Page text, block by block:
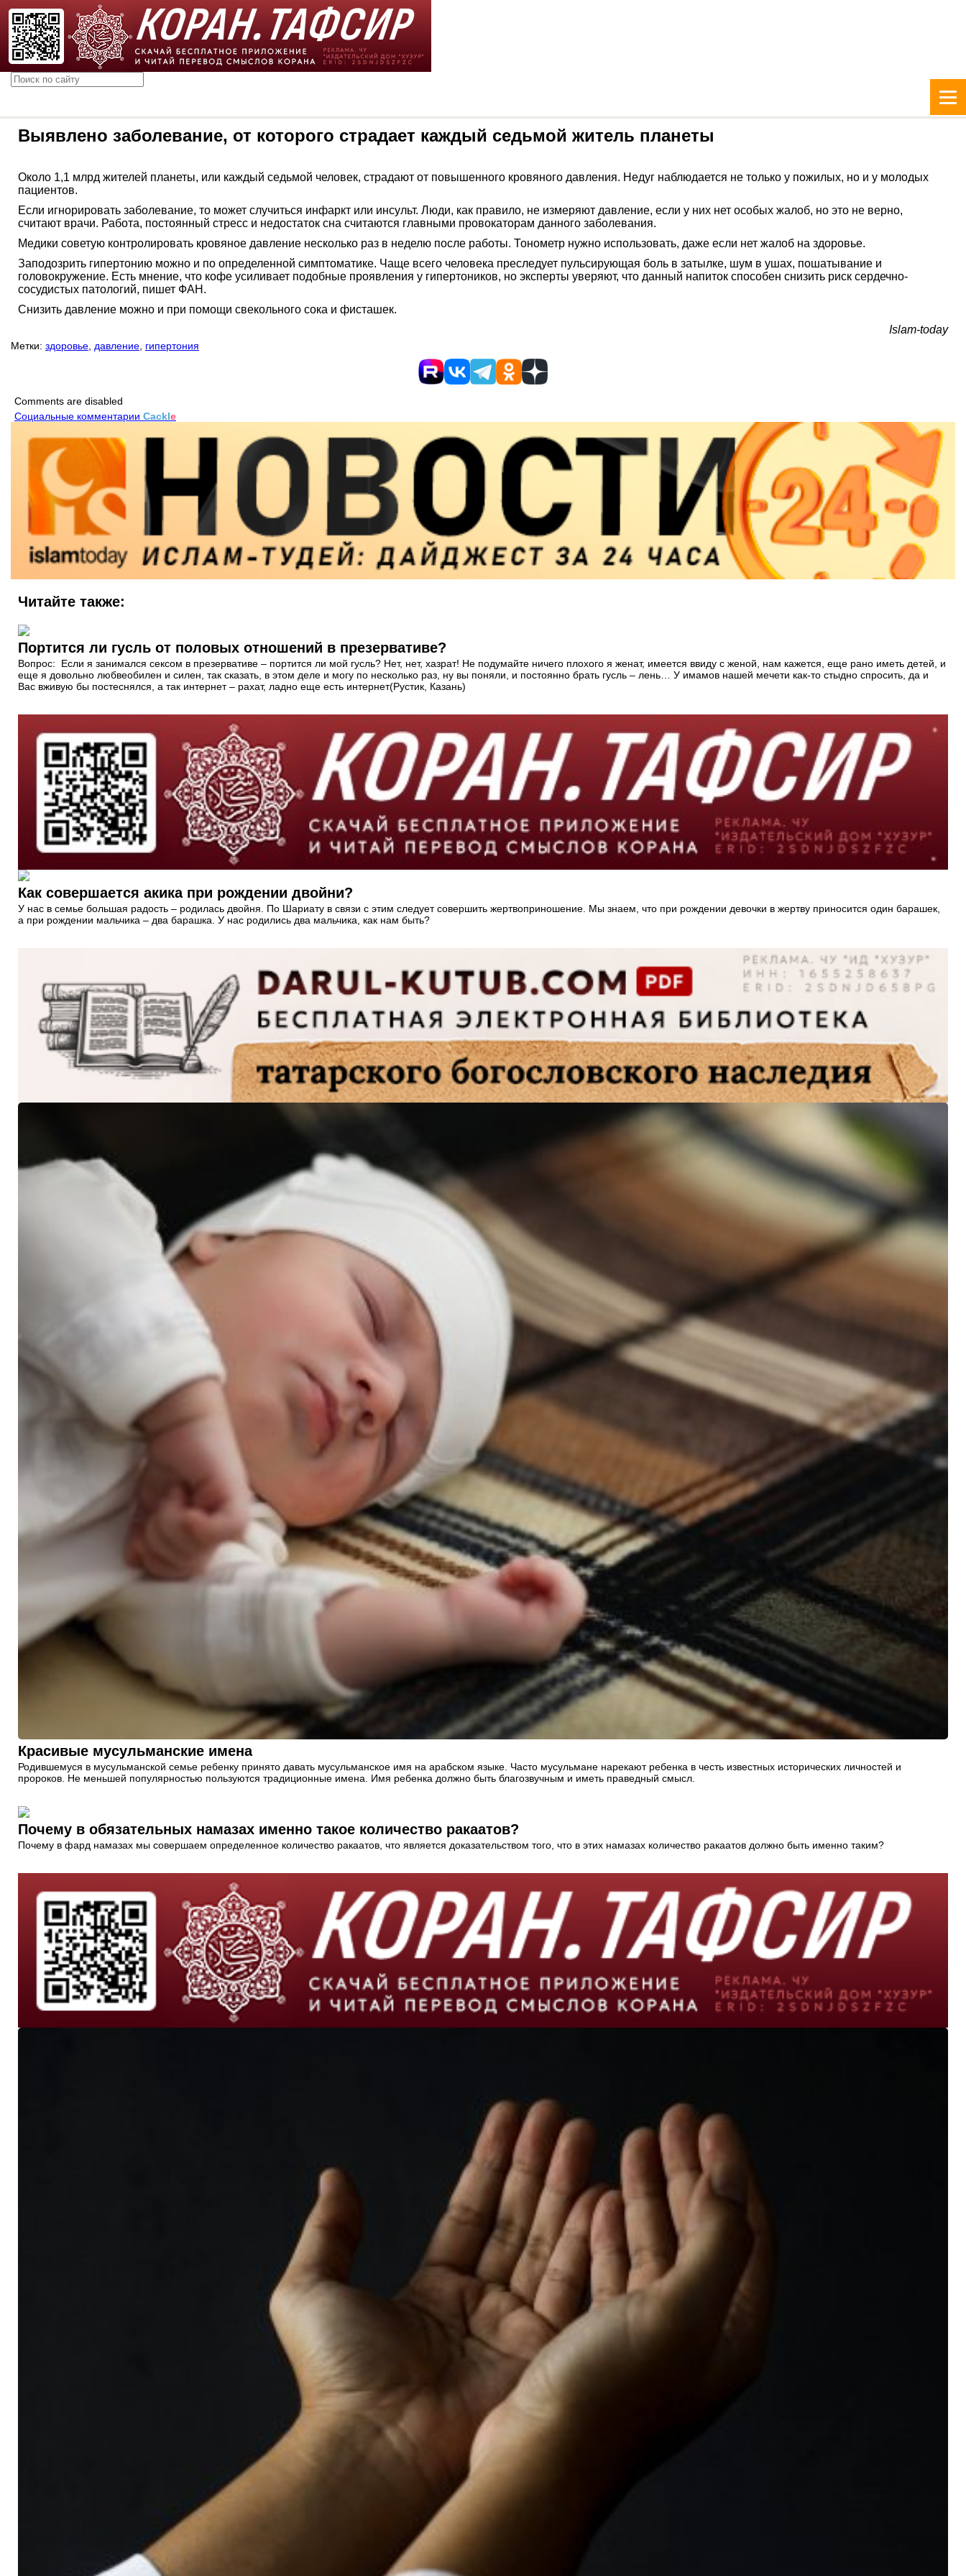
Выявлено заболевание, от которого страдает каждый седьмой житель планеты
Около 1,1 млрд жителей планеты, или каждый седьмой человек, страдают от повышенного кровяного давления. Недуг наблюдается не только у пожилых, но и у молодых
пациентов.
Если игнорировать заболевание, то может случиться инфаркт или инсульт. Люди, как правило, не измеряют давление, если у них нет особых жалоб, но это не верно,
считают врачи. Работа, постоянный стресс и недостаток сна считаются главными провокаторам данного заболевания.
Медики советую контролировать кровяное давление несколько раз в неделю после работы. Тонометр нужно использовать, даже если нет жалоб на здоровье.
Заподозрить гипертонию можно и по определенной симптоматике. Чаще всего человека преследует пульсирующая боль в затылке, шум в ушах, пошатывание и
головокружение. Есть мнение, что кофе усиливает подобные проявления у гипертоников, но эксперты уверяют, что данный напиток способен снизить риск сердечно-
сосудистых патологий, пишет ФАН.
Снизить давление можно и при помощи свекольного сока и фисташек.
Islam-today
Метки: здоровье давление гипертония
Comments are disabled
Социальные комментарии Cackle
Читайте также:
Портится ли гусль от половых отношений в презервативе?
Вопрос: Если я занимался сексом в презервативе – портится ли мой гусль? Нет, нет, хазрат! Не подумайте ничего плохого я женат, имеется ввиду с женой, нам кажется, еще рано иметь детей, и
еще я довольно любвеобилен и силен, так сказать, в этом деле и могу по несколько раз, ну вы поняли, и постоянно брать гусль – лень… У имамов нашей мечети как-то стыдно спросить, да и
Вас вживую бы постеснялся, а так интернет – рахат, ладно еще есть интернет(Рустик, Казань)
Как совершается акика при рождении двойни?
У нас в семье большая радость – родилась двойня. По Шариату в связи с этим следует совершить жертвоприношение. Мы знаем, что при рождении девочки в жертву приносится один барашек,
а при рождении мальчика – два барашка. У нас родились два мальчика, как нам быть?
Красивые мусульманские имена
Родившемуся в мусульманской семье ребенку принято давать мусульманское имя на арабском языке. Часто мусульмане нарекают ребенка в честь известных исторических личностей и
пророков. Не меньшей популярностью пользуются традиционные имена. Имя ребенка должно быть благозвучным и иметь праведный смысл.
Почему в обязательных намазах именно такое количество ракаатов?
Почему в фард намазах мы совершаем определенное количество ракаатов, что является доказательством того, что в этих намазах количество ракаатов должно быть именно таким?